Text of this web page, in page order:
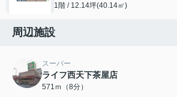
1階 / 12.14坪(40.14㎡)
周辺施設
スーパー
ライフ西天下茶屋店
571ｍ（8分）